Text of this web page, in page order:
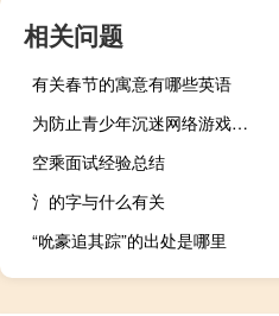
相关问题
有关春节的寓意有哪些英语
为防止青少年沉迷网络游戏我国正在加快推进网络游戏实名认证系统建设
空乘面试经验总结
氵的字与什么有关
“吮豪追其踪”的出处是哪里